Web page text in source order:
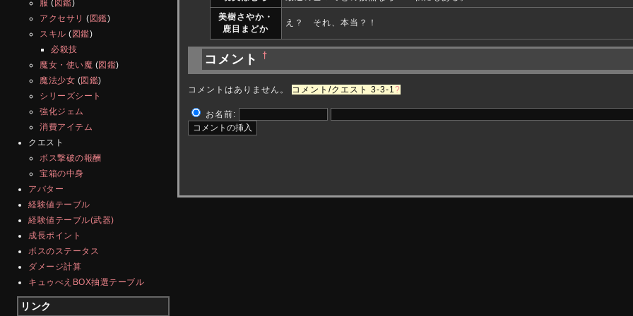
服 ( 図鑑)
アクセサリ ( 図鑑)
スキル ( 図鑑)
必殺技
魔女・使い魔 (図鑑)
魔法少女 (図鑑)
シリーズシート
強化ジェム
消費アイテム
クエスト
ボス撃破の報酬
宝箱の中身
アバター
経験値テーブル
経験値テーブル(武器)
成長ポイント
ボスのステータス
ダメージ計算
キュゥべえBOX抽選テーブル
リンク
美樹さやか・
鹿目まどか
え？ それ、本当？！
コメント †
コメントはありません。 コメント/クエスト 3-3-1 ?
お名前: